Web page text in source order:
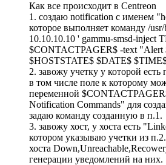
Как все происходит в Centreon
1. создаю notification с именем
которое выполняет команду /
10.10.10.10 ' gammu-smsd-inject
$CONTACTPAGER$ -text
$HOSTSTATE$ $DATE$
2. завожу учетку у которой
в том числе поле к которому
переменной
Notification Commands" для
задаю команду созданную в п.1.
3. завожу хост, у хоста есть
котором указываю учетки из
хоста
генерации уведомлений на них.